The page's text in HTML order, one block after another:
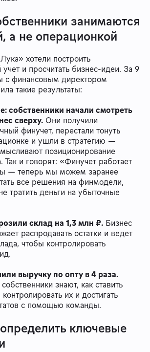
занимаются
а не операционкой
хотели построить
учет и просчитать бизнес-идеи. За 9
с финансовым директором
такие результаты:
собственники начали смотреть
сверху. Они получили
финучет, перестали тонуть
и ушли в стратегию —
позиционирование
Так и говорят: «Финучет работает
— теперь мы можем заранее
все решения на финмодели,
тратить деньги на убыточные
склад на 1,3 млн ₽. Бизнес
распродавать остатки и ведет
чтобы контролировать
выручку по опту в 4 раза.
знают, как ставить
контролировать их и достигать
с помощью команды.
ключевые